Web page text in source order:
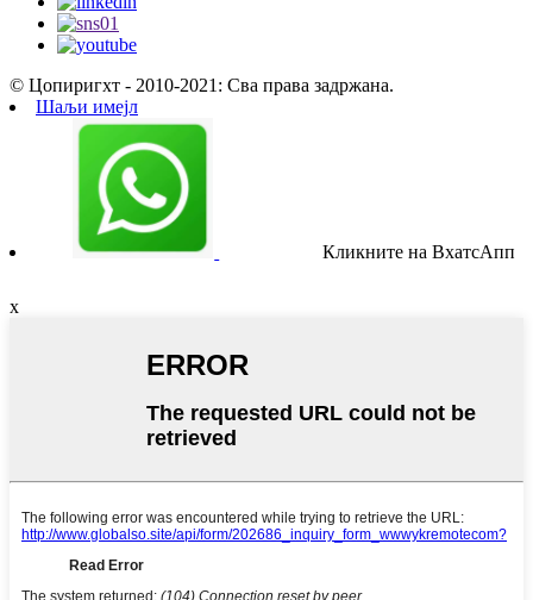
© Цопиригхт - 2010-2021: Сва права задржана.
Шаљи имејл
Кликните на ВхатсАпп
x